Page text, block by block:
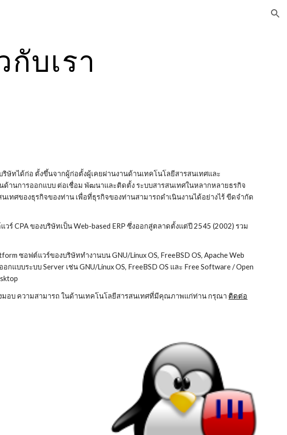
กับเรา
ทได้ก่อ ตั้งขึ้นจากผู้ก่อตั้งผู้เคยผ่านงานด้านเทคโนโลยีสารสนเทศและ
านการออกแบบ ต่อเชื่อม พัฒนาและติดตั้ง ระบบสารสนเทศในหลากหลายธรกิจ
ทศของธุรกิจของท่าน เพื่อที่ธุรกิจของท่านสามารถดำเนินงานได้อย่างไร้ ขีดจำกัด
CPA ของบริษัทเป็น Web-based ERP ซึ่งออกสู่ตลาดตั้งแต่ปี 2545 (2002) รวม
ซอฟต์แวร์ของบริษัททำงานบน GNU/Linux OS, FreeBSD OS, Apache Web
บบระบบ Server เช่น GNU/Linux OS, FreeBSD OS และ Free Software / Open
อบ ความสามารถ ในด้านเทคโนโลยีสารสนเทศที่มีคุณภาพแก่ท่าน กรุณา ติดต่อ